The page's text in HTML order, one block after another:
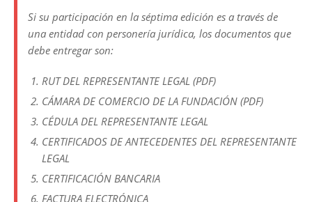
Si su participación en la séptima edición es a través de
una entidad con personería jurídica, los documentos que
debe entregar son:
RUT DEL REPRESENTANTE LEGAL (PDF)
CÁMARA DE COMERCIO DE LA FUNDACIÓN (PDF)
CÉDULA DEL REPRESENTANTE LEGAL
CERTIFICADOS DE ANTECEDENTES DEL REPRESENTANTE
LEGAL
CERTIFICACIÓN BANCARIA
FACTURA ELECTRÓNICA